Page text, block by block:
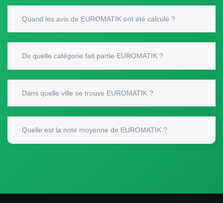
Quand les avis de EUROMATIK ont été calculé ?
De quelle catégorie fait partie EUROMATIK ?
Dans quelle ville se trouve EUROMATIK ?
Quelle est la note moyenne de EUROMATIK ?